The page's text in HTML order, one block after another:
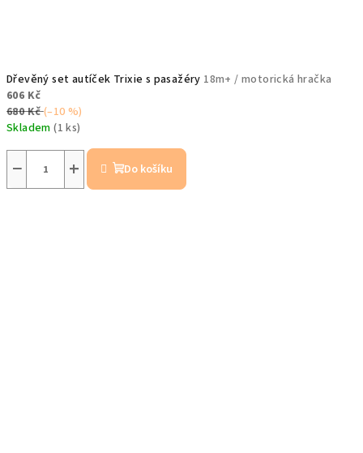
Dřevěný set autíček Trixie s pasažéry 18m+ / motorická hračka
606 Kč
680 Kč(–10 %)
Skladem(1 ks)
+
− Do košíku